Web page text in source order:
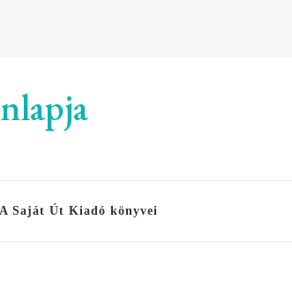
A Saját Út Kiadó könyvei